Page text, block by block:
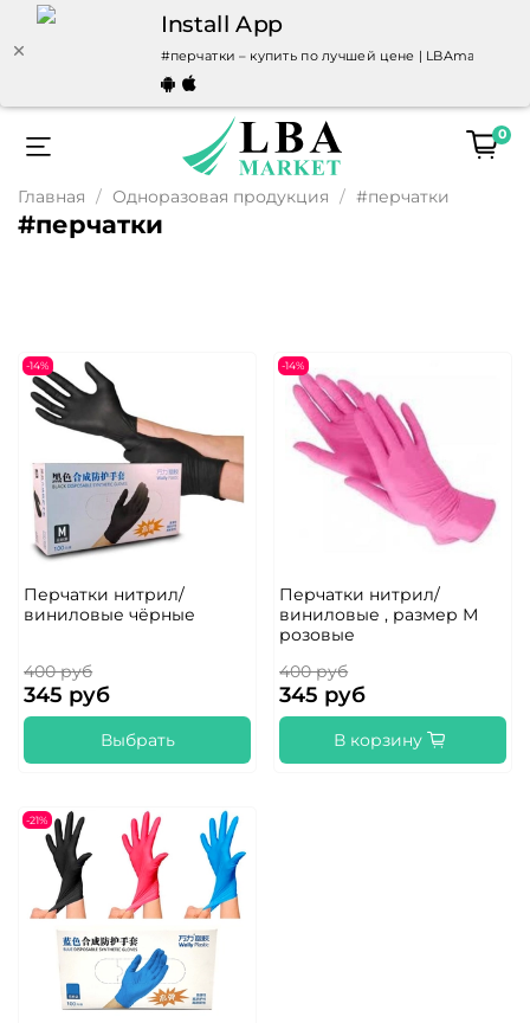
Install App
#перчатки – купить по лучшей цене | LBAmarket -
0
Главная Одноразовая продукция #перчатки
#перчатки
-14%
Перчатки нитрил/
виниловые чёрные
400 руб
345 руб
Выбрать
-14%
Перчатки нитрил/
виниловые , размер М
розовые
400 руб
345 руб
В корзину
-21%